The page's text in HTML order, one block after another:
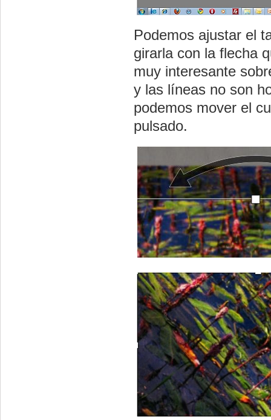
Podemos ajustar el
girarla con la flecha
muy interesante
y las líneas no son
podemos mover el
pulsado.